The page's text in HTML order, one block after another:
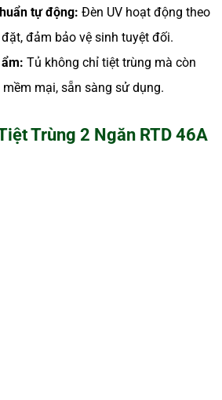
tự động: Đèn UV hoạt động theo
đảm bảo vệ sinh tuyệt đối.
Tủ không chỉ tiệt trùng mà còn
mại, sẵn sàng sử dụng.
Trùng 2 Ngăn RTD 46A